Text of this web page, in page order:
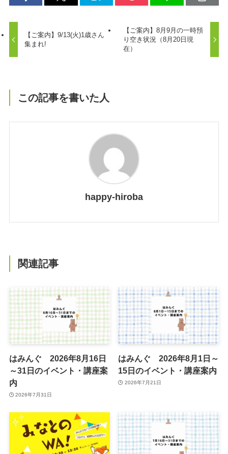
【ご案内】9/13(火)1歳さん
集まれ!
【ご案内】8月9月の一時預
り空き状況（8月20日現
在）
この記事を書いた人
happy-hiroba
関連記事
はみんぐ 2026年8月16日
～31日のイベント・講座案
内
2026年7月31日
はみんぐ 2026年8月1日～
15日のイベント・講座案内
2026年7月21日